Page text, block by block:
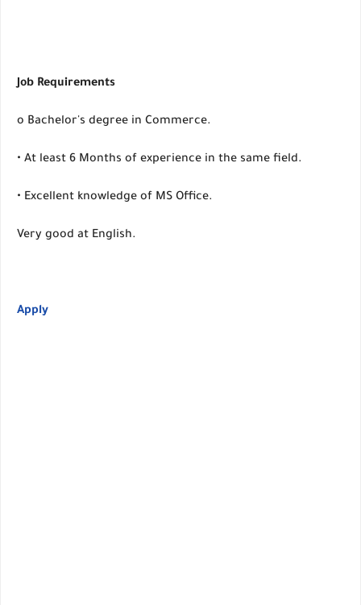
Job Requirements
o Bachelor's degree in Commerce.
• At least 6 Months of experience in the same field.
• Excellent knowledge of MS Office.
Very good at English.
Apply